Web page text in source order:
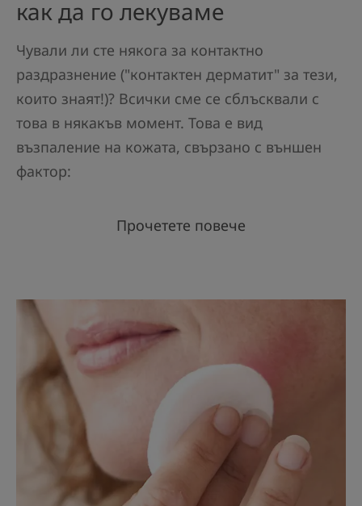
как да го лекуваме
Чували ли сте някога за контактно
раздразнение ("контактен дерматит" за тези,
които знаят!)? Всички сме се сблъсквали с
това в някакъв момент. Това е вид
възпаление на кожата, свързано с външен
фактор:
Прочетете повече